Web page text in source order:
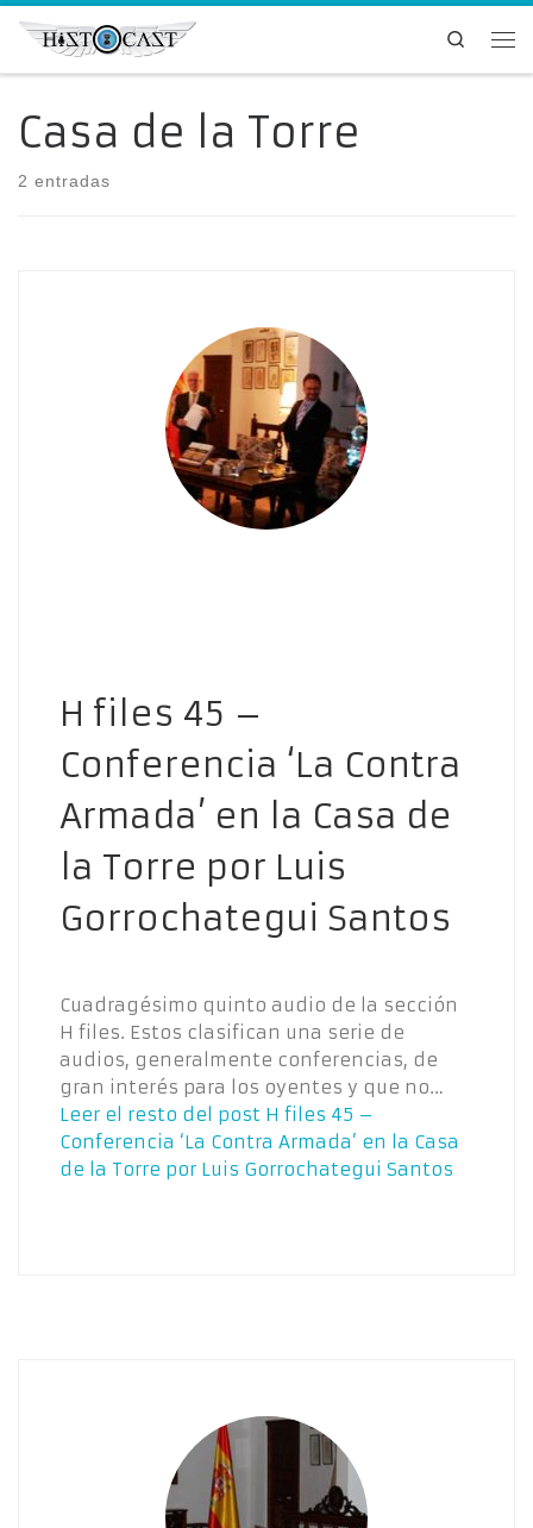
Saltar al contenido
Search
Casa de la Torre
2 entradas
H files 45 –
Conferencia ‘La Contra
Armada’ en la Casa de
la Torre por Luis
Gorrochategui Santos
Cuadragésimo quinto audio de la sección
H files. Estos clasifican una serie de
audios, generalmente conferencias, de
gran interés para los oyentes y que no…
Leer el resto del post H files 45 –
Conferencia ‘La Contra Armada’ en la Casa
de la Torre por Luis Gorrochategui Santos